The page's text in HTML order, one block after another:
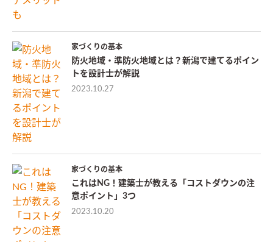
家づくりの基本
防火地域・準防火地域とは？新潟で建てるポイン
トを設計士が解説
2023.10.27
家づくりの基本
これはNG！建築士が教える「コストダウンの注
意ポイント」3つ
2023.10.20